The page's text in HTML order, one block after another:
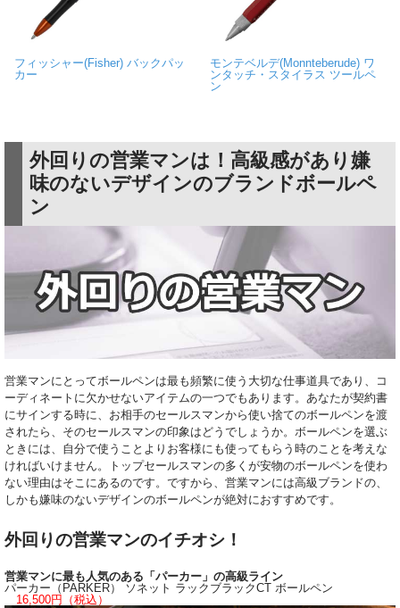
フィッシャー(Fisher) バックパッ
カー
モンテベルデ(Monnteberude) ワ
ンタッチ・スタイラス ツールペ
ン
外回りの営業マンは！高級感があり嫌
味のないデザインのブランドボールペ
ン
営業マンにとってボールペンは最も頻繁に使う大切な仕事道具であり、コ
ーディネートに欠かせないアイテムの一つでもあります。あなたが契約書
にサインする時に、お相手のセールスマンから使い捨てのボールペンを渡
されたら、そのセールスマンの印象はどうでしょうか。ボールペンを選ぶ
ときには、自分で使うことよりお客様にも使ってもらう時のことを考えな
ければいけません。トップセールスマンの多くが安物のボールペンを使わ
ない理由はそこにあるのです。ですから、営業マンには高級ブランドの、
しかも嫌味のないデザインのボールペンが絶対におすすめです。
外回りの営業マンのイチオシ！
営業マンに最も人気のある「パーカー」の高級ライン
パーカー（PARKER） ソネット ラックブラックCT ボールペン
16,500円（税込）